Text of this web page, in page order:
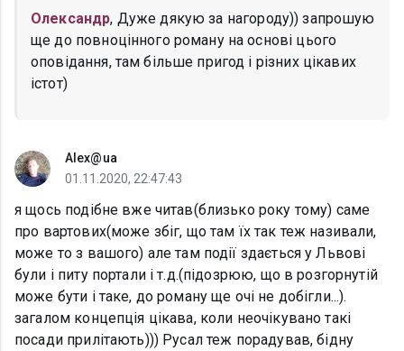
Олександр, Дуже дякую за нагороду)) запрошую
ще до повноцінного роману на основі цього
оповідання, там більше пригод і різних цікавих
істот)
Alex@ua
01.11.2020, 22:47:43
я щось подібне вже читав(близько року тому) саме
про вартових(може збіг, що там їх так теж називали,
може то з вашого) але там події здається у Львові
були і питу портали і т.д.(підозрюю, що в розгорнутій
може бути і таке, до роману ще очі не добігли...).
загалом концепція цікава, коли неочікувано такі
посади прилітають))) Русал теж порадував, бідну